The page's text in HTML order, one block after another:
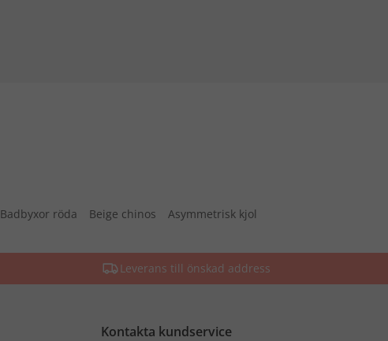
Badbyxor röda Beige chinos Asymmetrisk kjol
Leverans till önskad address
Kontakta kundservice